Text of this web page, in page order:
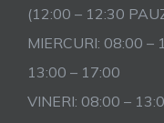
(12:00 – 12:30
MIERCURI: 08:00 –
13:00 – 17:00
VINERI: 08:00 –